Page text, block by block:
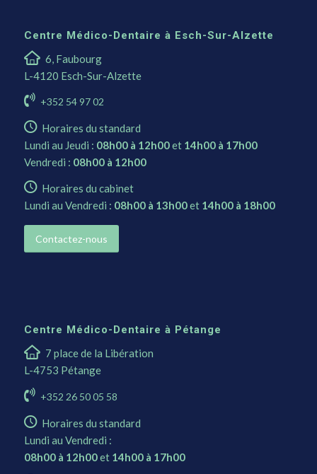
Centre Médico-Dentaire à Esch-Sur-Alzette
6, Faubourg
L-4120 Esch-Sur-Alzette
+352 54 97 02
Horaires du standard
Lundi au Jeudi : 08h00 à 12h00et 14h00 à 17h00
Vendredi : 08h00 à 12h00
Horaires du cabinet
Lundi au Vendredi : 08h00 à 13h00et 14h00 à 18h00
Contactez-nous
Centre Médico-Dentaire à Pétange
7 place de la Libération
L-4753 Pétange
+352 26 50 05 58
Horaires du standard
Lundi au Vendredi :
08h00 à 12h00et 14h00 à 17h00